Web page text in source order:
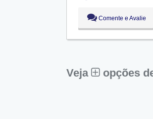
Seg:
Ter:
09:00 -
Qua:
09:00 -
Qui:
09:00 -
Comente e Avalie
Veja opções